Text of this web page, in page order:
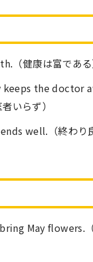
（健康は富である
keeps the doctor
いらず）
well.（終わり
May flowers.